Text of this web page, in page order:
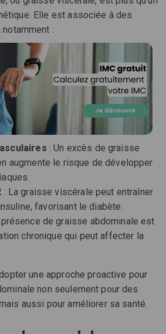
Elle est associée à des
:
: Un excès de graisse
augmente le risque de développer
: La graisse viscérale peut entraîner
favorisant le diabète.
présence de graisse abdominale est
chronique qui peut affecter la
une approche proactive pour
non seulement pour des
aussi pour améliorer sa santé.